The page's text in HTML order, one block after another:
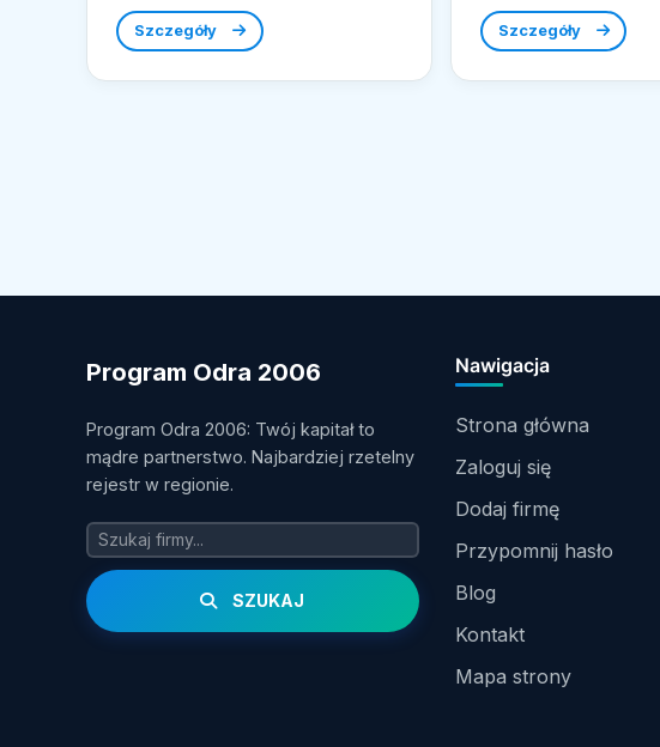
Szczegóły Szczegóły
Program Odra 2006
Program Odra 2006: Twój kapitał to
mądre partnerstwo. Najbardziej rzetelny
rejestr w regionie.
SZUKAJ
Nawigacja
Strona główna
Zaloguj się
Dodaj firmę
Przypomnij hasło
Blog
Kontakt
Mapa strony